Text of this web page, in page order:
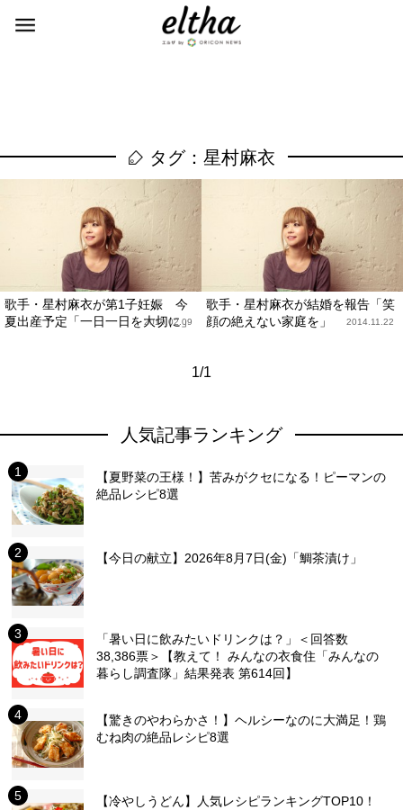
タグ：星村麻衣
歌手・星村麻衣が第1子妊娠 今
夏出産予定「一日一日を大切に」
2019.02.09
歌手・星村麻衣が結婚を報告「笑
顔の絶えない家庭を」
2014.11.22
1/1
人気記事ランキング
【夏野菜の王様！】苦みがクセになる！ピーマンの
絶品レシピ8選
【今日の献立】2026年8月7日(金)「鯛茶漬け」
「暑い日に飲みたいドリンクは？」＜回答数
38,386票＞【教えて！ みんなの衣食住「みんなの
暮らし調査隊」結果発表 第614回】
【驚きのやわらかさ！】ヘルシーなのに大満足！鶏
むね肉の絶品レシピ8選
【冷やしうどん】人気レシピランキングTOP10！